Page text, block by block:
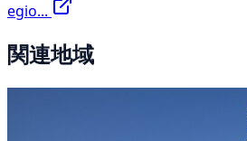
egio...
関連地域